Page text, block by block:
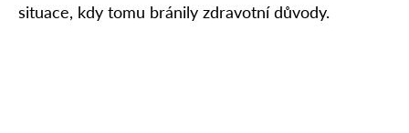
situace, kdy tomu bránily zdravotní důvody.